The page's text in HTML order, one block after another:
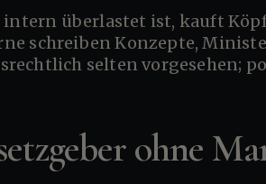
schreiben Konzepte,
selten vorgesehen;
ohne